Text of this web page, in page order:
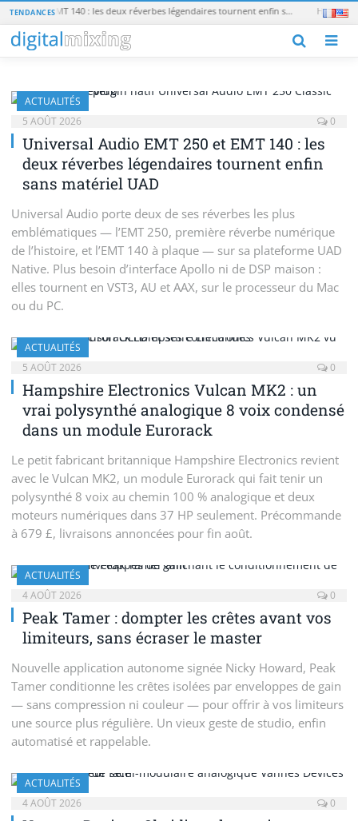
TENDANCES Universal Audio EMT 250 et EMT 140 : les deux réverbes légendaires tournent enfin sans matériel UAD
ACTUALITÉS
5 AOÛT 2026
0
Universal Audio EMT 250 et EMT 140 : les
deux réverbes légendaires tournent enfin
sans matériel UAD
Universal Audio porte deux de ses réverbes les plus
emblématiques — l’EMT 250, première réverbe numérique
de l’histoire, et l’EMT 140 à plaque — sur sa plateforme UAD
Native. Plus besoin d’interface Apollo ni de DSP maison :
elles tournent en VST3, AU et AAX, sur le processeur du Mac
ou du PC.
ACTUALITÉS
5 AOÛT 2026
0
Hampshire Electronics Vulcan MK2 : un
vrai polysynthé analogique 8 voix condensé
dans un module Eurorack
Le petit fabricant britannique Hampshire Electronics revient
avec le Vulcan MK2, un module Eurorack qui fait tenir un
polysynthé 8 voix au chemin 100 % analogique et deux
moteurs numériques dans 37 HP seulement. Précommande
à 679 £, livraisons annoncées pour fin août.
ACTUALITÉS
4 AOÛT 2026
0
Peak Tamer : dompter les crêtes avant vos
limiteurs, sans écraser le master
Nouvelle application autonome signée Nicky Howard, Peak
Tamer conditionne les crêtes isolées par enveloppes de gain
— sans compression ni couleur — pour offrir à vos limiteurs
une source plus régulière. Un vieux geste de studio, enfin
automatisé et rappelable.
ACTUALITÉS
4 AOÛT 2026
0